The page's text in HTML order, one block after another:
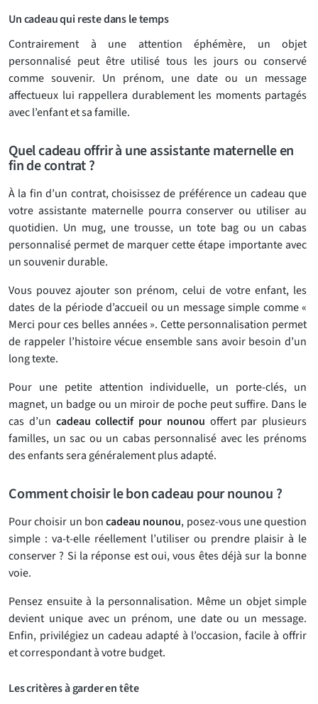
Un cadeau qui reste dans le temps
Contrairement à une attention éphémère, un objet
personnalisé peut être utilisé tous les jours ou conservé
comme souvenir. Un prénom, une date ou un message
affectueux lui rappellera durablement les moments partagés
avec l’enfant et sa famille.
Quel cadeau offrir à une assistante maternelle en
fin de contrat ?
À la fin d’un contrat, choisissez de préférence un cadeau que
votre assistante maternelle pourra conserver ou utiliser au
quotidien. Un mug, une trousse, un tote bag ou un cabas
personnalisé permet de marquer cette étape importante avec
un souvenir durable.
Vous pouvez ajouter son prénom, celui de votre enfant, les
dates de la période d’accueil ou un message simple comme «
Merci pour ces belles années ». Cette personnalisation permet
de rappeler l’histoire vécue ensemble sans avoir besoin d’un
long texte.
Pour une petite attention individuelle, un porte-clés, un
magnet, un badge ou un miroir de poche peut suffire. Dans le
cas d’un cadeau collectif pour nounou offert par plusieurs
familles, un sac ou un cabas personnalisé avec les prénoms
des enfants sera généralement plus adapté.
Comment choisir le bon cadeau pour nounou ?
Pour choisir un boncadeau nounou, posez-vous une question
simple : va-t-elle réellement l’utiliser ou prendre plaisir à le
conserver ? Si la réponse est oui, vous êtes déjà sur la bonne
voie.
Pensez ensuite à la personnalisation. Même un objet simple
devient unique avec un prénom, une date ou un message.
Enfin, privilégiez un cadeau adapté à l’occasion, facile à offrir
et correspondant à votre budget.
Les critères à garder en tête